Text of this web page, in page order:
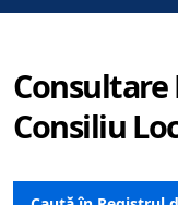
Consiliu